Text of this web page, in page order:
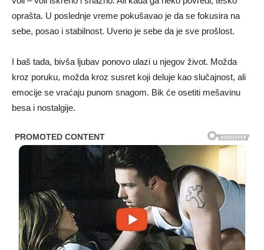
oprašta. U poslednje vreme pokušavao je da se fokusira na
sebe, posao i stabilnost. Uverio je sebe da je sve prošlost.
I baš tada, bivša ljubav ponovo ulazi u njegov život. Možda
kroz poruku, možda kroz susret koji deluje kao slučajnost, ali
emocije se vraćaju punom snagom. Bik će osetiti mešavinu
besa i nostalgije.